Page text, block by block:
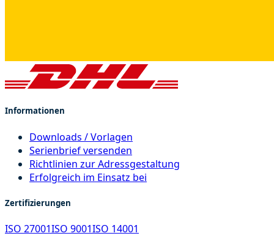
Informationen
Downloads / Vorlagen
Serienbrief versenden
Richtlinien zur Adressgestaltung
Erfolgreich im Einsatz bei
Zertifizierungen
ISO 27001ISO 9001ISO 14001